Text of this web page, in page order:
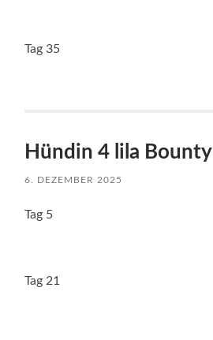
Tag 35
Hündin 4 lila Bounty
6. DEZEMBER 2025
Tag 5
Tag 21